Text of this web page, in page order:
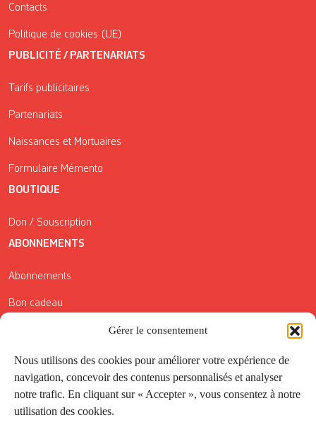
Gérer le consentement
Nous utilisons des cookies pour améliorer votre expérience de
navigation, concevoir des contenus personnalisés et analyser
notre trafic. En cliquant sur « Accepter », vous consentez à notre
utilisation des cookies.
Contacts
Politique de cookies (UE)
PUBLICITÉ / PARTENARIATS
Tarifs publicitaires
Partenariats
Naissances et Mortuaires
Formulaire Mémento
BOUTIQUE
Don / Souscription
ABONNEMENTS
Abonnements
Bon cadeau
Conditions générales de vente
Réductions de la Carte Côté Courrier
Application